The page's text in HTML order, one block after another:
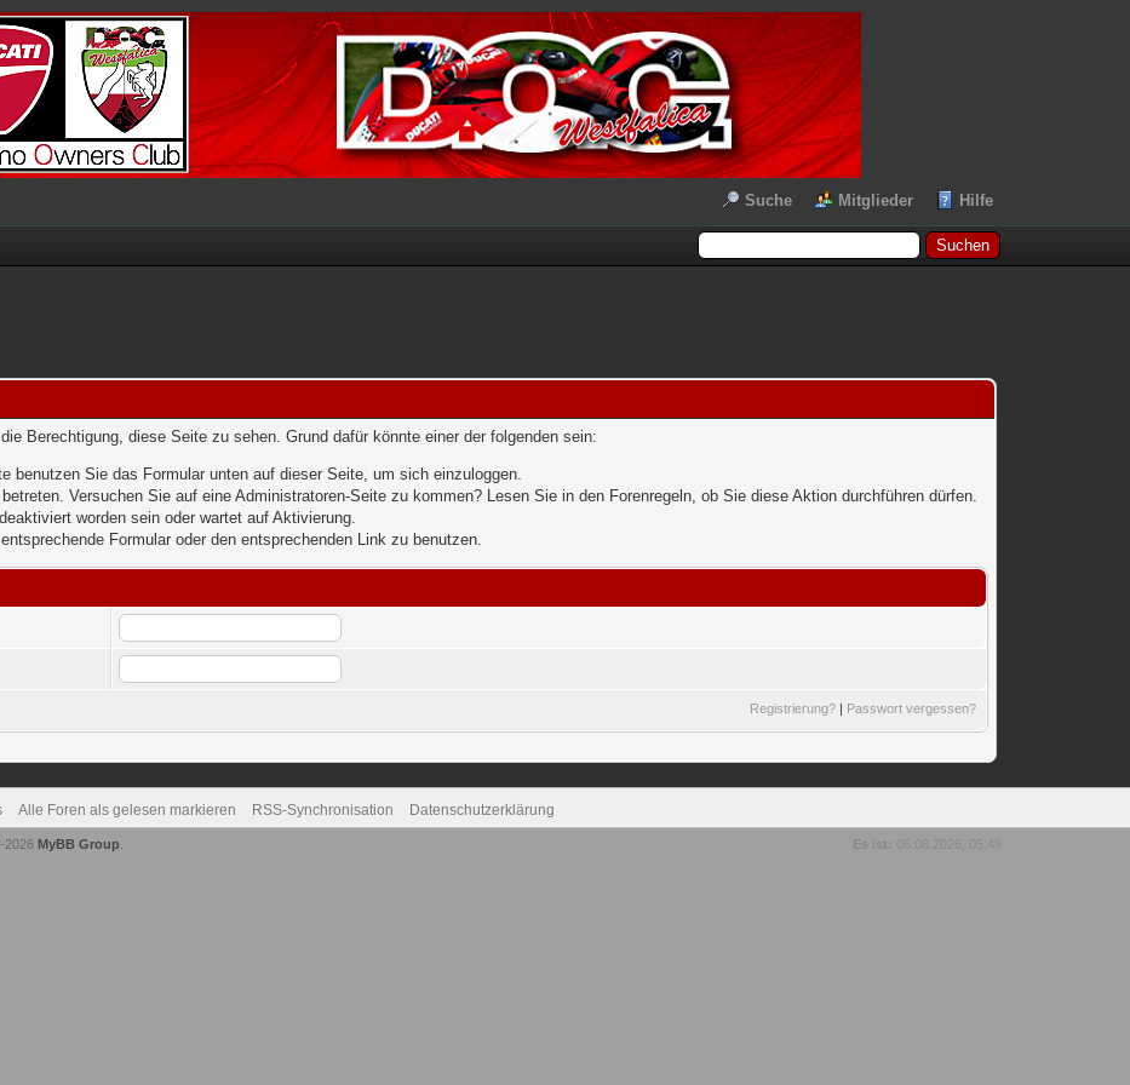
Suche Mitglieder Hilfe
Berechtigung, diese Seite zu sehen. Grund dafür könnte einer der folgenden sein:
benutzen Sie das Formular unten auf dieser Seite, um sich einzuloggen.
Versuchen Sie auf eine Administratoren-Seite zu kommen? Lesen Sie in den Forenregeln, ob Sie diese Aktion durchführen dürfen.
worden sein oder wartet auf Aktivierung.
Formular oder den entsprechenden Link zu benutzen.
Registrierung? | Passwort vergessen?
Alle Foren als gelesen markieren RSS-Synchronisation Datenschutzerklärung
Es ist: 06.08.2026, 05:49
2026 MyBB Group